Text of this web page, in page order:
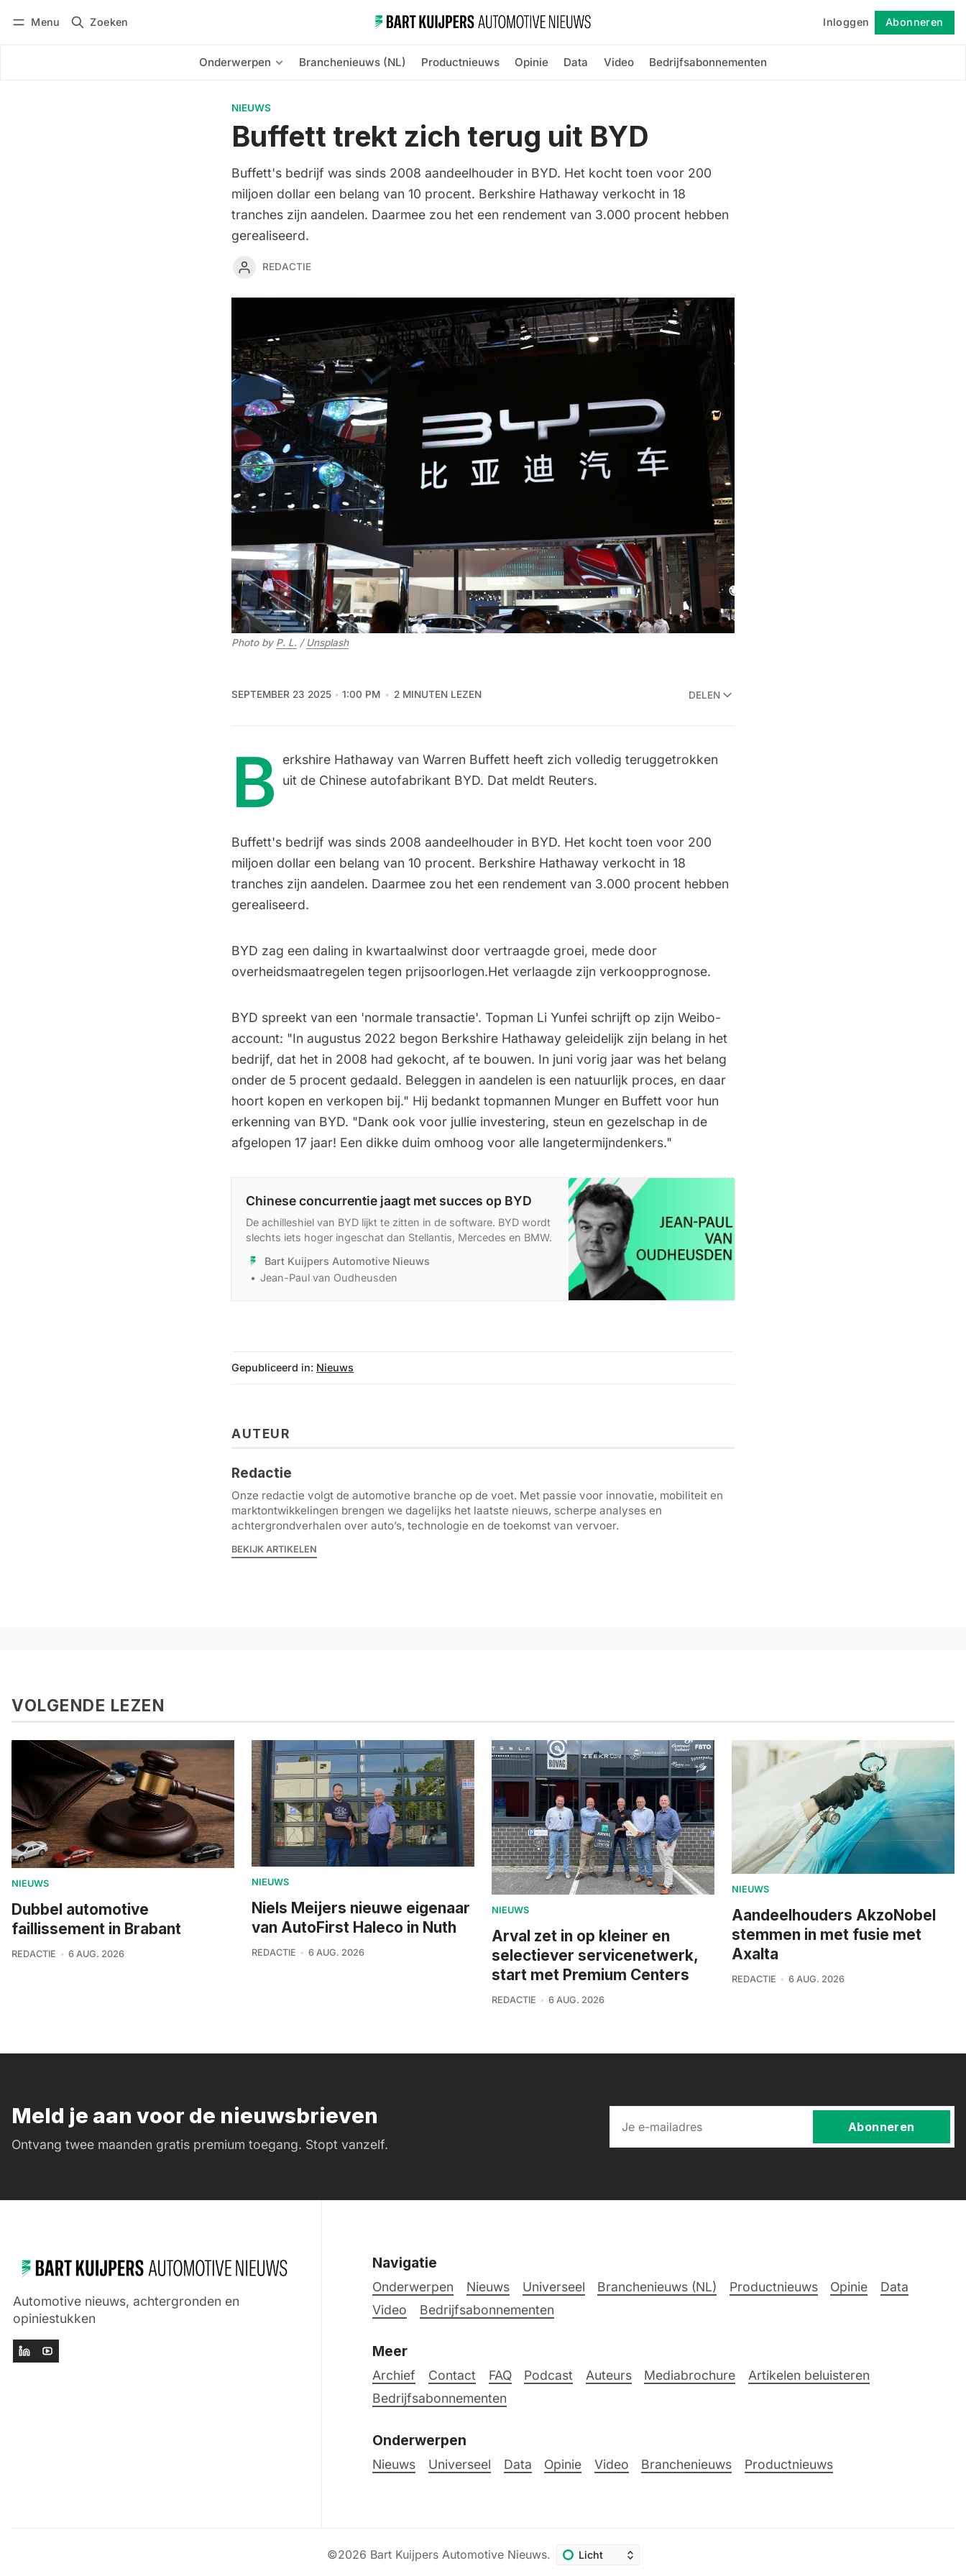
Menu Zoeken Inloggen Abonneren
Onderwerpen Branchenieuws (NL) Productnieuws Opinie Data Video Bedrijfsabonnementen
NIEUWS
Buffett trekt zich terug uit BYD
Buffett's bedrijf was sinds 2008 aandeelhouder in BYD. Het kocht toen voor 200
miljoen dollar een belang van 10 procent. Berkshire Hathaway verkocht in 18
tranches zijn aandelen. Daarmee zou het een rendement van 3.000 procent hebben
gerealiseerd.
REDACTIE
Photo by P. L. / Unsplash
SEPTEMBER 23 2025 1:00 PM 2 MINUTEN LEZEN DELEN
B
erkshire Hathaway van Warren Buffett heeft zich volledig teruggetrokken
uit de Chinese autofabrikant BYD. Dat meldt Reuters.
Buffett's bedrijf was sinds 2008 aandeelhouder in BYD. Het kocht toen voor 200
miljoen dollar een belang van 10 procent. Berkshire Hathaway verkocht in 18
tranches zijn aandelen. Daarmee zou het een rendement van 3.000 procent hebben
gerealiseerd.
BYD zag een daling in kwartaalwinst door vertraagde groei, mede door
overheidsmaatregelen tegen prijsoorlogen.Het verlaagde zijn verkoopprognose.
BYD spreekt van een 'normale transactie'. Topman Li Yunfei schrijft op zijn Weibo-
account: "In augustus 2022 begon Berkshire Hathaway geleidelijk zijn belang in het
bedrijf, dat het in 2008 had gekocht, af te bouwen. In juni vorig jaar was het belang
onder de 5 procent gedaald. Beleggen in aandelen is een natuurlijk proces, en daar
hoort kopen en verkopen bij." Hij bedankt topmannen Munger en Buffett voor hun
erkenning van BYD. "Dank ook voor jullie investering, steun en gezelschap in de
afgelopen 17 jaar! Een dikke duim omhoog voor alle langetermijndenkers."
Chinese concurrentie jaagt met succes op BYD
De achilleshiel van BYD lijkt te zitten in de software. BYD wordt
slechts iets hoger ingeschat dan Stellantis, Mercedes en BMW.
Bart Kuijpers Automotive Nieuws
Jean-Paul van Oudheusden
Gepubliceerd in: Nieuws
AUTEUR
Redactie
Onze redactie volgt de automotive branche op de voet. Met passie voor innovatie, mobiliteit en
marktontwikkelingen brengen we dagelijks het laatste nieuws, scherpe analyses en
achtergrondverhalen over auto’s, technologie en de toekomst van vervoer.
BEKIJK ARTIKELEN
VOLGENDE LEZEN
NIEUWS
Dubbel automotive
faillissement in Brabant
REDACTIE 6 AUG. 2026
NIEUWS
Niels Meijers nieuwe eigenaar
van AutoFirst Haleco in Nuth
REDACTIE 6 AUG. 2026
NIEUWS
Arval zet in op kleiner en
selectiever servicenetwerk,
start met Premium Centers
REDACTIE 6 AUG. 2026
NIEUWS
Aandeelhouders AkzoNobel
stemmen in met fusie met
Axalta
REDACTIE 6 AUG. 2026
Meld je aan voor de nieuwsbrieven
Ontvang twee maanden gratis premium toegang. Stopt vanzelf.
Abonneren
Automotive nieuws, achtergronden en
opiniestukken
Navigatie
Onderwerpen Nieuws Universeel Branchenieuws (NL) Productnieuws Opinie
Data
Video
Bedrijfsabonnementen
Meer
Archief Contact FAQ Podcast Auteurs Mediabrochure
Artikelen beluisteren
Bedrijfsabonnementen
Onderwerpen
Nieuws Universeel Data Opinie Video Branchenieuws Productnieuws
©2026 Bart Kuijpers Automotive Nieuws.